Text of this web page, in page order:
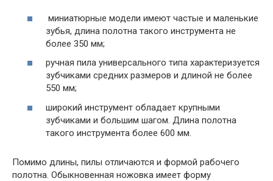
миниатюрные модели имеют частые и маленькие
зубья, длина полотна такого инструмента не
более 350 мм;
ручная пила универсального типа характеризуется
зубчиками средних размеров и длиной не более
550 мм;
широкий инструмент обладает крупными
зубчиками и большим шагом. Длина полотна
такого инструмента более 600 мм.
Помимо длины, пилы отличаются и формой рабочего
полотна. Обыкновенная ножовка имеет форму